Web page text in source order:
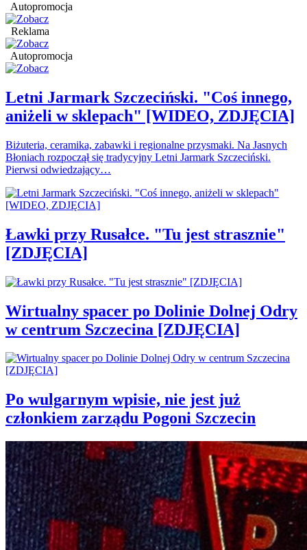
Autopromocja
Reklama
Autopromocja
Letni Jarmark Szczeciński. "Coś innego,
aniżeli w sklepach" [WIDEO, ZDJĘCIA]
Biżuteria, ceramika, zabawki i regionalne przysmaki. Na Jasnych
Błoniach rozpoczął się tradycyjny Letni Jarmark Szczeciński.
Pierwsi odwiedzający…
Ławki przy Rusałce. "Tu jest strasznie"
[ZDJĘCIA]
Wirtualny spacer po Dolinie Dolnej Odry
w centrum Szczecina [ZDJĘCIA]
Po wulgarnym wpisie, nie jest już
członkiem zarządu Pogoni Szczecin